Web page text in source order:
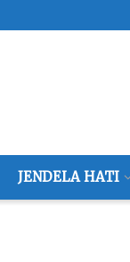
JENDELA HATI